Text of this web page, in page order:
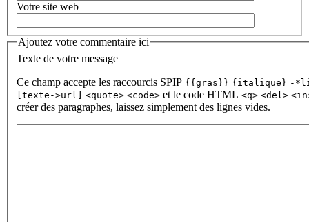
Votre site web
Ajoutez votre commentaire ici
Texte de votre message
Ce champ accepte les raccourcis SPIP {{gras}} {italique} -
[texte->url] <quote> <code> et le code HTML <q> <del>
créer des paragraphes, laissez simplement des lignes vides.